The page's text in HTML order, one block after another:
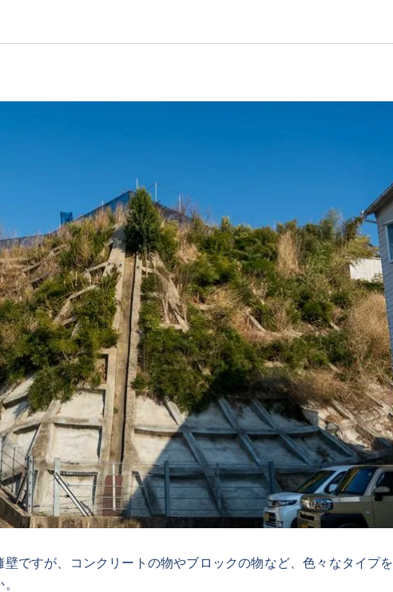
ですが、コンクリートの物やブロックの物など、色々なタイプを